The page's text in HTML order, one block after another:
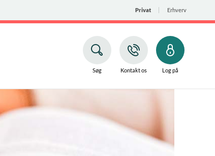
Privat Erhverv
Søg Kontakt os Log på